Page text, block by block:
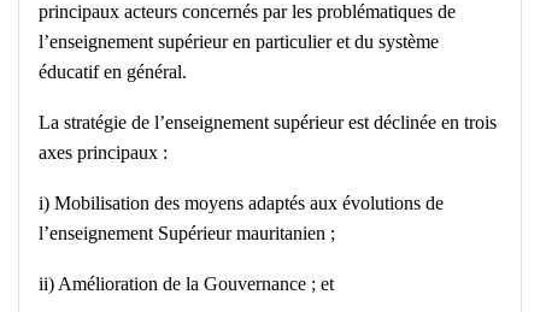
principaux acteurs concernés par les problématiques de
l’enseignement supérieur en particulier et du système
éducatif en général.
La stratégie de l’enseignement supérieur est déclinée en trois
axes principaux :
i) Mobilisation des moyens adaptés aux évolutions de
l’enseignement Supérieur mauritanien ;
ii) Amélioration de la Gouvernance ; et